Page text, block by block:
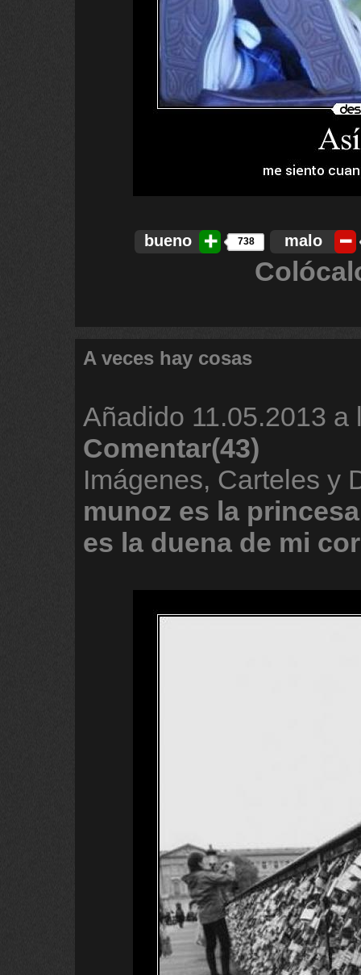
bueno 738 malo
A veces hay cosas
Añadido 11.05.2013 a
Comentar(43)
Imágenes, Carteles y
munoz es la princesa
es la duena de mi